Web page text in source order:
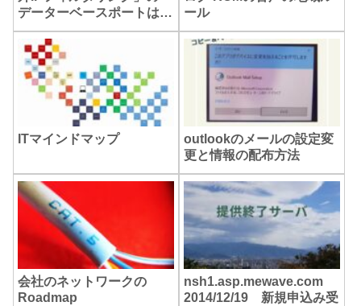
データーベースポートは閉
じてはいけない！！
ール
ITマインドマップ
outlookのメールの設定変
更と情報の配布方法
会社のネットワークの
Roadmap
nsh1.asp.mewave.com
2014/12/19 新規申込み受